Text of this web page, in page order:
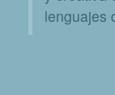
lenguajes